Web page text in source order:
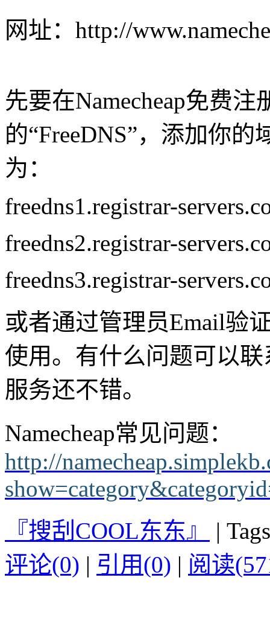
网址：http://
先要在Namecheap免费
的“FreeDNS”，添加你
为：
freedns1.registrar-
freedns2.registrar-
freedns3.registrar-
或者通过管理员Email验
使用。有什么问题可以联
服务还不错。
Namecheap常见问题：
http://
『搜刮COOL东东』
|
评论(0) | 引用(0) | 阅读